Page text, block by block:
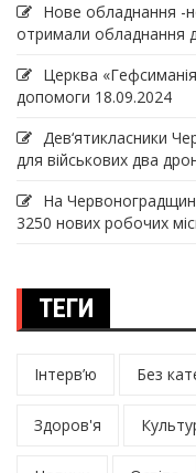
Нове обладнання -
отримали обладнання
Церква
допомоги 18.09.2024
Дев‘ятикласники
для військових два
На
3250 нових робочих
ТЕГИ
Інтерв’ю Без
Здоров'я